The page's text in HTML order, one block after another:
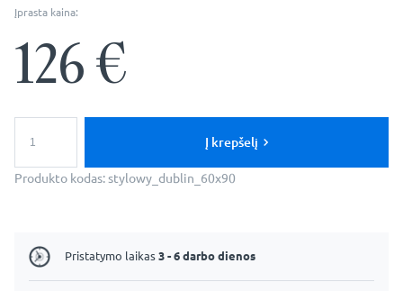
Įprasta kaina:
126€
kiekis:
stilingas
Į krepšelį
Produkto kodas:stylowy_dublin_60x90
Pristatymo laikas 3 - 6 darbo dienos